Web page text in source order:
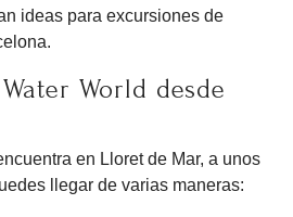
ideas para excursiones de
World desde
en Lloret de Mar, a unos
llegar de varias maneras: